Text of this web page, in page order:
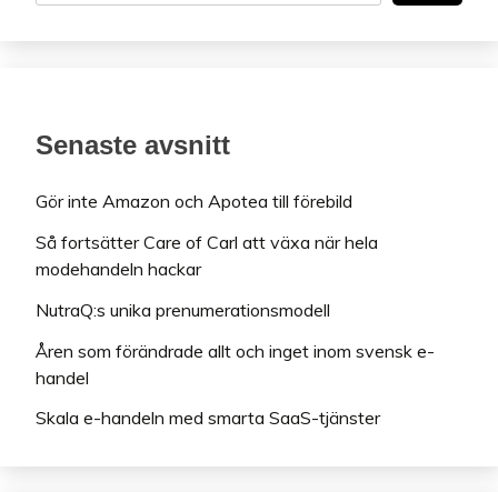
Senaste avsnitt
Gör inte Amazon och Apotea till förebild
Så fortsätter Care of Carl att växa när hela
modehandeln hackar
NutraQ:s unika prenumerationsmodell
Åren som förändrade allt och inget inom svensk e-
handel
Skala e-handeln med smarta SaaS-tjänster